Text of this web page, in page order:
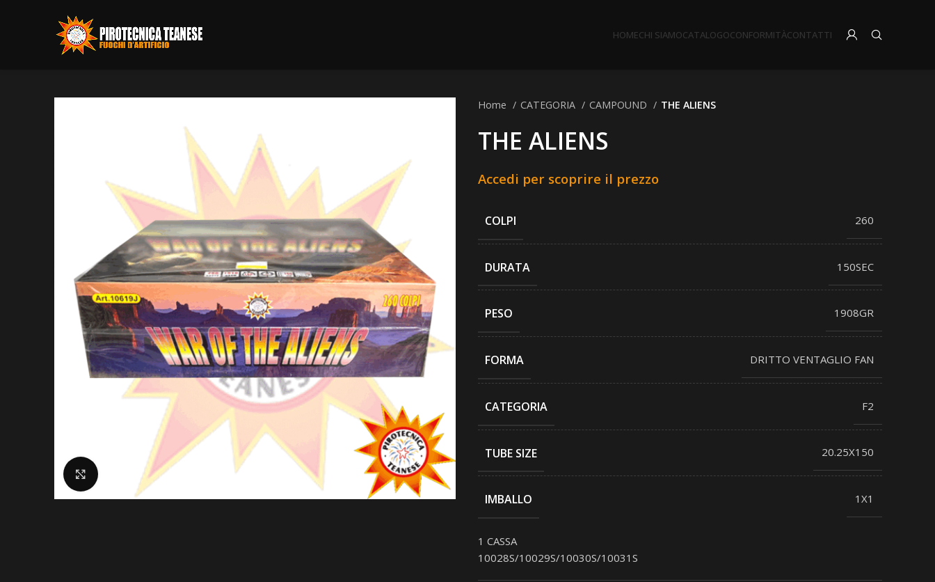
HOMECHI SIAMOCATALOGOCONFORMITÀCONTATTI
Clicca per ingrandire
Home CATEGORIA CAMPOUND THE ALIENS
THE ALIENS
Accedi per scoprire il prezzo
COLPI 260
DURATA 150SEC
PESO 1908GR
FORMA DRITTO VENTAGLIO FAN
CATEGORIA F2
TUBE SIZE 20.25X150
IMBALLO 1X1
1 CASSA
10028S/10029S/10030S/10031S